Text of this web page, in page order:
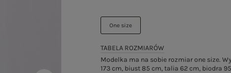
One size
TABELA ROZMIARÓW
Modelka ma na sobie rozmiar one size.
173 cm, biust 85 cm, talia 62 cm, biodra